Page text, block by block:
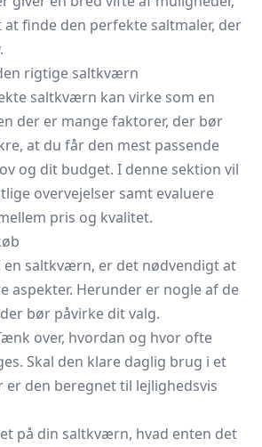
finde den perfekte saltmaler, der
rigtige saltkværn
saltkværn kan virke som en
der er mange faktorer, der bør
at du får den mest passende
og dit budget. I denne sektion vil
overvejelser samt evaluere
pris og kvalitet.
en saltkværn, er det nødvendigt at
aspekter. Herunder er nogle af de
bør påvirke dit valg.
over, hvordan og hvor ofte
Skal den klare daglig brug i et
den beregnet til lejlighedsvis
på din saltkværn, hvad enten det